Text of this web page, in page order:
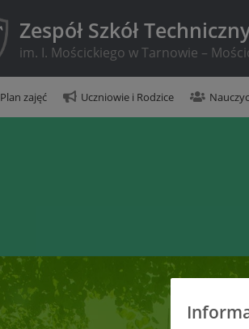
Zespół Szkół
im. I. Mościckiego w Tarnowie –
Plan zajęć Uczniowie i Rodzice